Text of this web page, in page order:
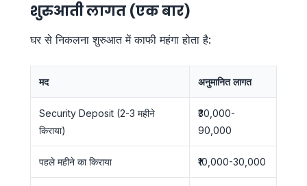
शुरुआती लागत (एक बार)
घर से निकलना शुरुआत में काफी महंगा होता है:
मद अनुमानित लागत
Security Deposit (2-3 महीने
किराया)
₹30,000-
90,000
पहले महीने का किराया ₹10,000-30,000